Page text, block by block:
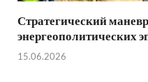
Стратегический
энергеополитических
15.06.2026